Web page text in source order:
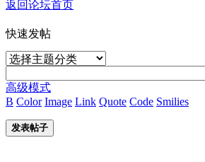
返回论坛首页
快速发帖
高级模式
B Color Image Link Quote Code Smilies
发表帖子